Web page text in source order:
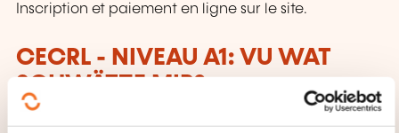
Inscription et paiement en ligne sur le site.
CECRL - NIVEAU A1: VU WAT
SCHWÄTZE MIR?
Jiddereen, deen dëse Niveau erreecht huet: